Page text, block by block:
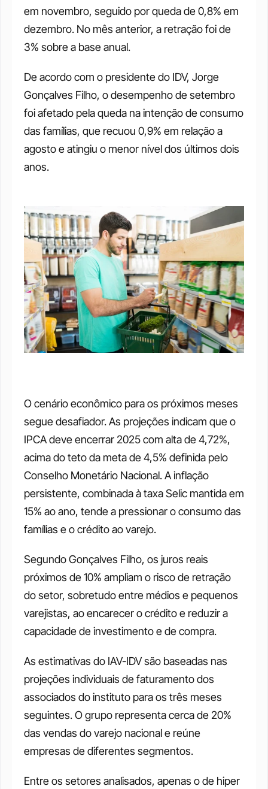
em novembro, seguido por queda de 0,8% em
dezembro. No mês anterior, a retração foi de
3% sobre a base anual.
De acordo com o presidente do IDV, Jorge
Gonçalves Filho, o desempenho de setembro
foi afetado pela queda na intenção de consumo
das famílias, que recuou 0,9% em relação a
agosto e atingiu o menor nível dos últimos dois
anos.
O cenário econômico para os próximos meses
segue desafiador. As projeções indicam que o
IPCA deve encerrar 2025 com alta de 4,72%,
acima do teto da meta de 4,5% definida pelo
Conselho Monetário Nacional. A inflação
persistente, combinada à taxa Selic mantida em
15% ao ano, tende a pressionar o consumo das
famílias e o crédito ao varejo.
Segundo Gonçalves Filho, os juros reais
próximos de 10% ampliam o risco de retração
do setor, sobretudo entre médios e pequenos
varejistas, ao encarecer o crédito e reduzir a
capacidade de investimento e de compra.
As estimativas do IAV-IDV são baseadas nas
projeções individuais de faturamento dos
associados do instituto para os três meses
seguintes. O grupo representa cerca de 20%
das vendas do varejo nacional e reúne
empresas de diferentes segmentos.
Entre os setores analisados, apenas o de hiper